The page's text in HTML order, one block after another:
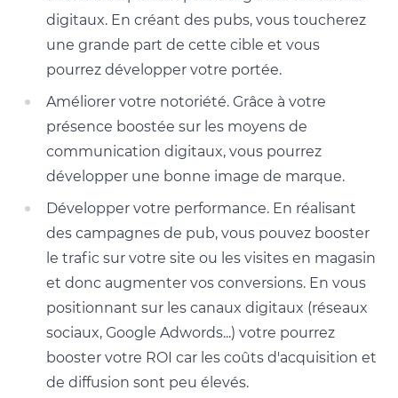
digitaux. En créant des pubs, vous toucherez
une grande part de cette cible et vous
pourrez développer votre portée.
Améliorer votre notoriété. Grâce à votre
présence boostée sur les moyens de
communication digitaux, vous pourrez
développer une bonne image de marque.
Développer votre performance. En réalisant
des campagnes de pub, vous pouvez booster
le trafic sur votre site ou les visites en magasin
et donc augmenter vos conversions. En vous
positionnant sur les canaux digitaux (réseaux
sociaux, Google Adwords...) votre pourrez
booster votre ROI car les coûts d'acquisition et
de diffusion sont peu élevés.